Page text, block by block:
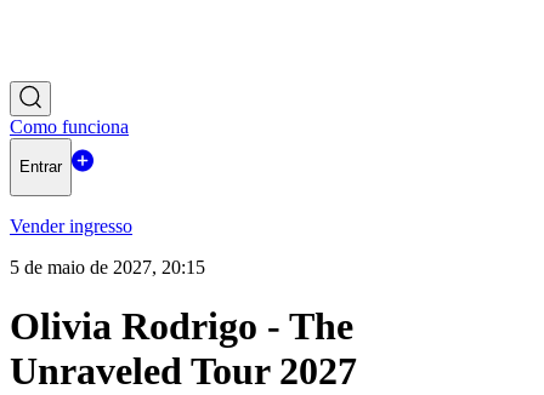
Como funciona
Entrar
Vender ingresso
5 de maio de 2027, 20:15
Olivia Rodrigo - The
Unraveled Tour 2027